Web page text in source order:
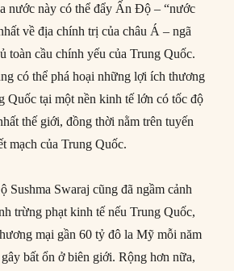
nước này có thể đẩy Ấn Độ – “nước
về địa chính trị của châu Á – ngã
toàn cầu chính yếu của Trung Quốc.
có thể phá hoại những lợi ích thương
Quốc tại một nền kinh tế lớn có tốc độ
thế giới, đồng thời nằm trên tuyến
mạch của Trung Quốc.
Swaraj cũng đã ngầm cảnh
trừng phạt kinh tế nếu Trung Quốc,
mại gần 60 tỷ đô la Mỹ mỗi năm
bất ổn ở biên giới. Rộng hơn nữa,